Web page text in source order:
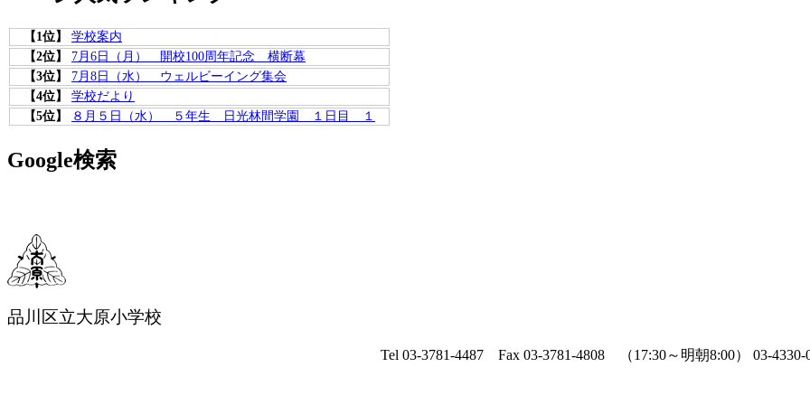
【1位】
学校案内
【2位】
7月6日（月） 開校100周年記念 横断幕
【3位】
7月8日（水） ウェルビーイング集会
【4位】
学校だより
【5位】
８月５日（水） ５年生 日光林間学園 １日目 １
Google検索
品川区立大原小学校
Tel 03-3781-4487 Fax 03-3781-4808 （17:30～明朝8:00） 03-4330-